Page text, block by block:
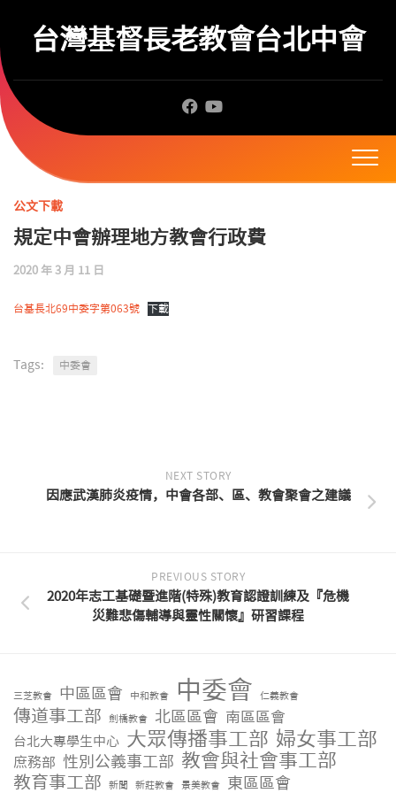
content台灣基督長老教會台北中會
公文下載
規定中會辦理地方教會行政費
2020 年 3 月 11 日
台基長北69中委字第063號 下載
Tags: 中委會
NEXT STORY
因應武漢肺炎疫情，中會各部、區、教會聚會之建議
PREVIOUS STORY
2020年志工基礎暨進階(特殊)教育認證訓練及『危機
災難悲傷輔導與靈性關懷』研習課程
三芝教會 中區區會 中和教會 中委會 仁義教會
傳道事工部 劍橋教會 北區區會 南區區會
台北大專學生中心 大眾傳播事工部 婦女事工部
庶務部 性別公義事工部 教會與社會事工部
教育事工部 新聞 新莊教會 景美教會 東區區會